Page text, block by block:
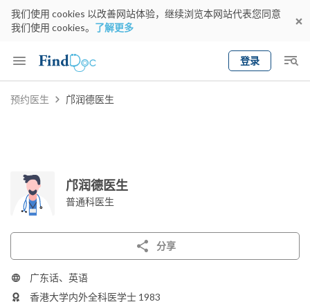
我们使用 cookies 以改善网站体验，继续浏览本网站代表您同意
我们使用 cookies。 了解更多
登录
Keyword
预约医生 邝润德医生
邝润德医生
普通科医生
分享
广东话、英语
香港大学内外全科医学士 1983